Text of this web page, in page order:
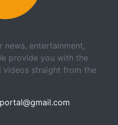
news, entertainment,
provide you with the
videos straight from the